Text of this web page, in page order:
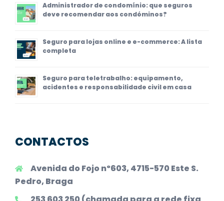
Administrador de condomínio: que seguros
deve recomendar aos condóminos?
Seguro para lojas online e e-commerce: A lista
completa
Seguro para teletrabalho: equipamento,
acidentes e responsabilidade civil em casa
CONTACTOS
Avenida do Fojo nº603, 4715-570 Este S.
Pedro, Braga